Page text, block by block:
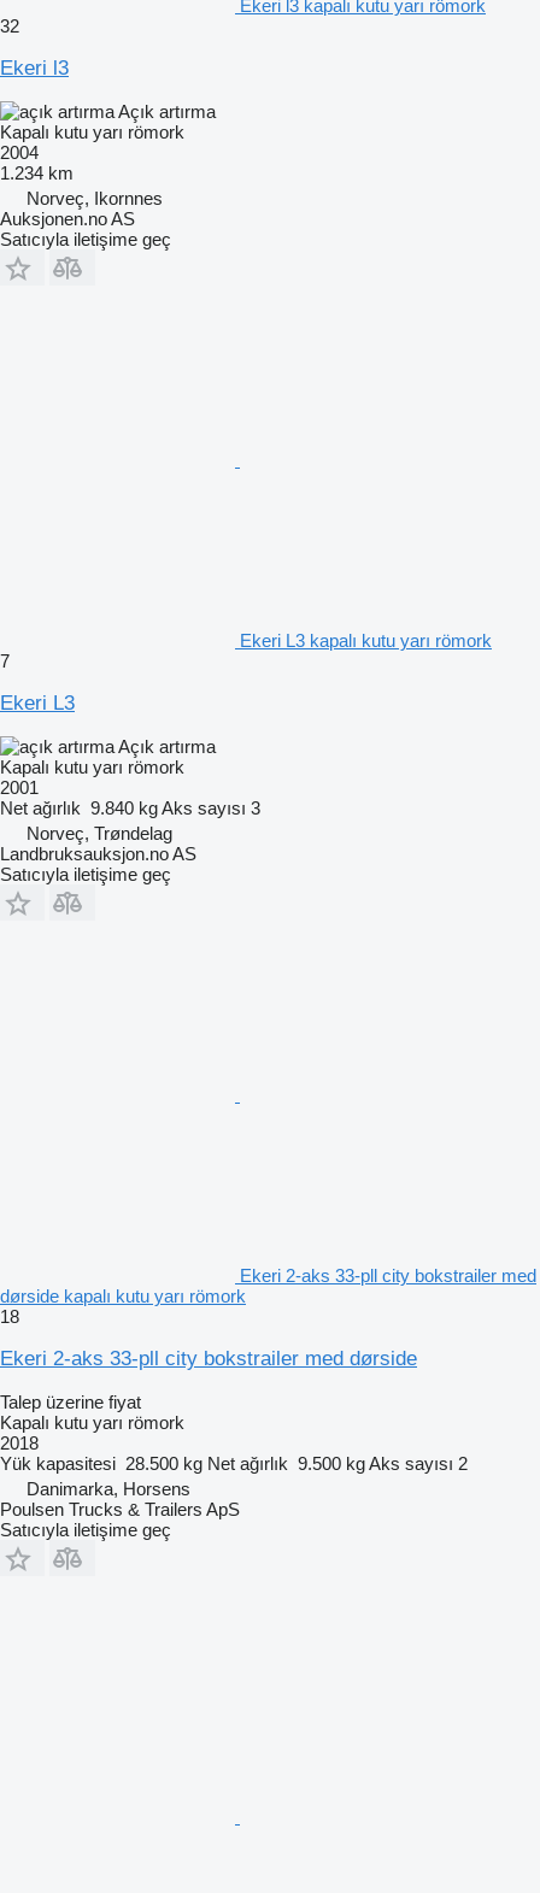
Ekeri l3 kapalı kutu yarı römork
32
Ekeri l3
Açık artırma
Kapalı kutu yarı römork
2004
1.234 km
Norveç, Ikornnes
Auksjonen.no AS
Satıcıyla iletişime geç
Ekeri L3 kapalı kutu yarı römork
7
Ekeri L3
Açık artırma
Kapalı kutu yarı römork
2001
Net ağırlık 9.840 kgAks sayısı 3
Norveç, Trøndelag
Landbruksauksjon.no AS
Satıcıyla iletişime geç
Ekeri 2-aks 33-pll city bokstrailer med
dørside kapalı kutu yarı römork
18
Ekeri 2-aks 33-pll city bokstrailer med dørside
Talep üzerine fiyat
Kapalı kutu yarı römork
2018
Yük kapasitesi 28.500 kg Net ağırlık 9.500 kgAks sayısı 2
Danimarka, Horsens
Poulsen Trucks & Trailers ApS
Satıcıyla iletişime geç